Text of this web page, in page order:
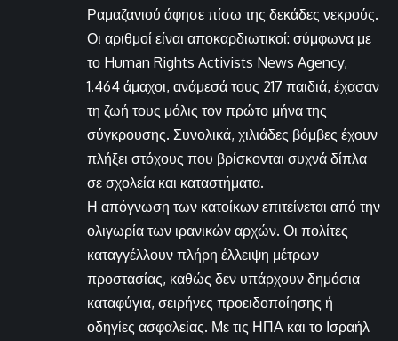
Ραμαζανιού άφησε πίσω της δεκάδες νεκρούς.
Οι αριθμοί είναι αποκαρδιωτικοί: σύμφωνα με
το Human Rights Activists News Agency,
1.464 άμαχοι, ανάμεσά τους 217 παιδιά, έχασαν
τη ζωή τους μόλις τον πρώτο μήνα της
σύγκρουσης. Συνολικά, χιλιάδες βόμβες έχουν
πλήξει στόχους που βρίσκονται συχνά δίπλα
σε σχολεία και καταστήματα.
Η απόγνωση των κατοίκων επιτείνεται από την
ολιγωρία των ιρανικών αρχών. Οι πολίτες
καταγγέλλουν πλήρη έλλειψη μέτρων
προστασίας, καθώς δεν υπάρχουν δημόσια
καταφύγια, σειρήνες προειδοποίησης ή
οδηγίες ασφαλείας. Με τις ΗΠΑ και το Ισραήλ